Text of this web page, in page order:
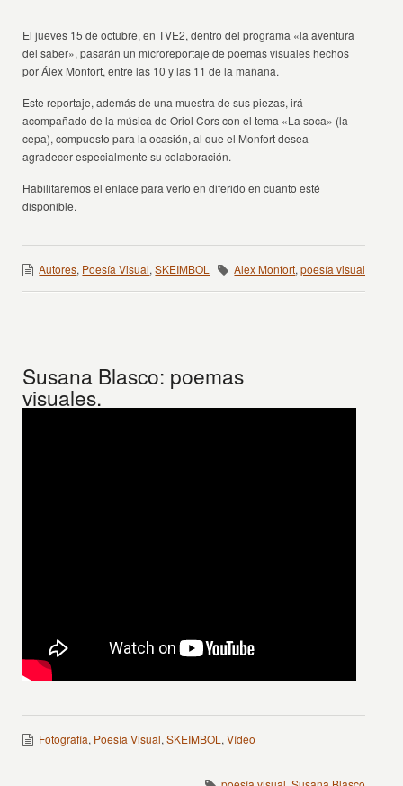
El jueves 15 de octubre, en TVE2, dentro del programa «la aventura
del saber», pasarán un microreportaje de poemas visuales hechos
por Álex Monfort, entre las 10 y las 11 de la mañana.
Este reportaje, además de una muestra de sus piezas, irá
acompañado de la música de Oriol Cors con el tema «La soca» (la
cepa), compuesto para la ocasión, al que el Monfort desea
agradecer especialmente su colaboración.
Habilitaremos el enlace para verlo en diferido en cuanto esté
disponible.
Autores, Poesía Visual,SKEIMBOL Alex Monfort,poesía visual
Susana Blasco: poemas
visuales.
Fotografía, Poesía Visual,SKEIMBOL ,Vídeo